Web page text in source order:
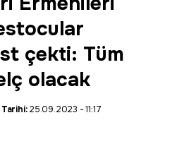
çekti: Tüm
olacak
25.09.2023 - 11:17